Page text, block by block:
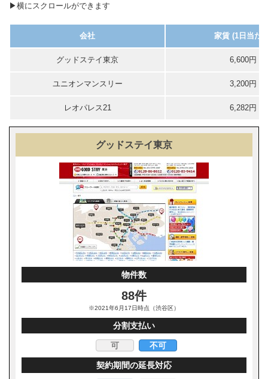
▶横にスクロールができます
会社 家賃 (1日当た
グッドステイ東京 6,600円
ユニオンマンスリー 3,200円
レオパレス21 6,282円
グッドステイ東京
物件数
88件
※2021年6月17日時点（渋谷区）
分割支払い
可 不可
契約期間の延長対応